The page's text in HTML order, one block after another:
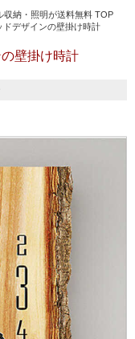
収納・照明が送料無料 TOP
ドデザインの壁掛け時計
壁掛け時計